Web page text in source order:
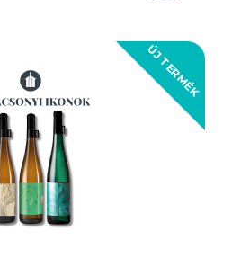
ÚJ TERMÉK